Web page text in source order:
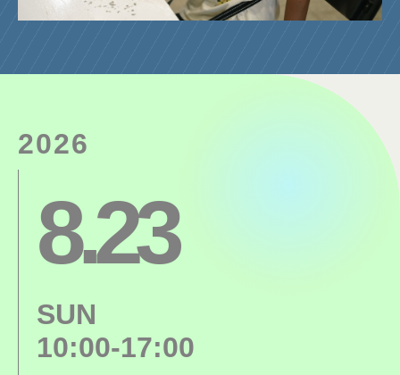
2026
8.23
SUN
10:00-17:00